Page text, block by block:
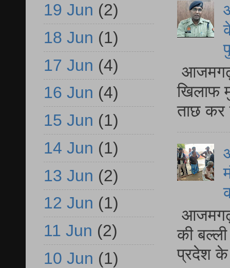
आजमगढ़
खिलाफ
ताछ कर
आजमगढ़
की
प्रदेश
19 Jun (2)
18 Jun (1)
17 Jun (4)
16 Jun (4)
15 Jun (1)
14 Jun (1)
13 Jun (2)
12 Jun (1)
11 Jun (2)
10 Jun (1)